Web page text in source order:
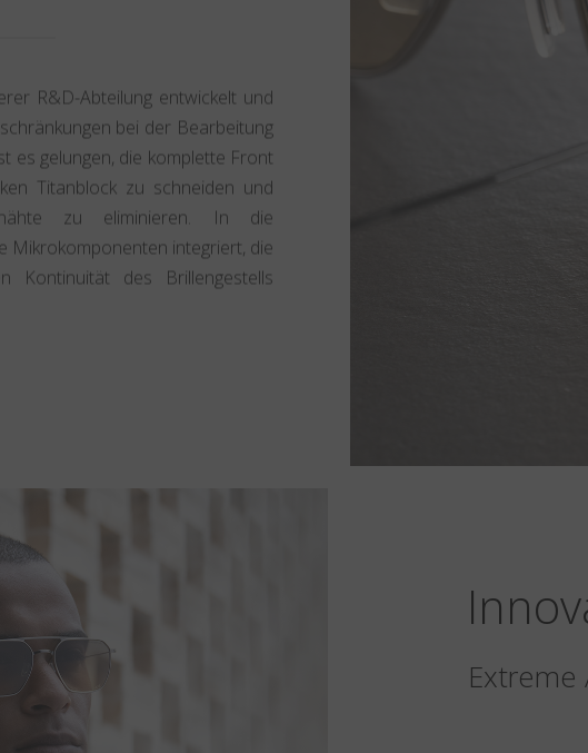
R&D-Abteilung entwickelt und
bei der Bearbeitung
es gelungen, die komplette Front
Titanblock zu schneiden und
zu eliminieren. In die
Mikrokomponenten integriert, die
Kontinuität des Brillengestells
Extreme